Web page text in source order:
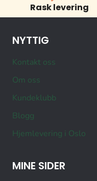
Rask levering
NYTTIG
Kontakt oss
Om oss
Kundeklubb
Blogg
Hjemlevering i Oslo
MINE SIDER